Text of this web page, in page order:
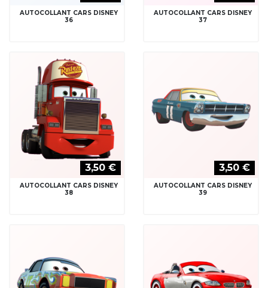
AUTOCOLLANT CARS DISNEY
36
AUTOCOLLANT CARS DISNEY
37
3,50 €
AUTOCOLLANT CARS DISNEY
38
3,50 €
AUTOCOLLANT CARS DISNEY
39